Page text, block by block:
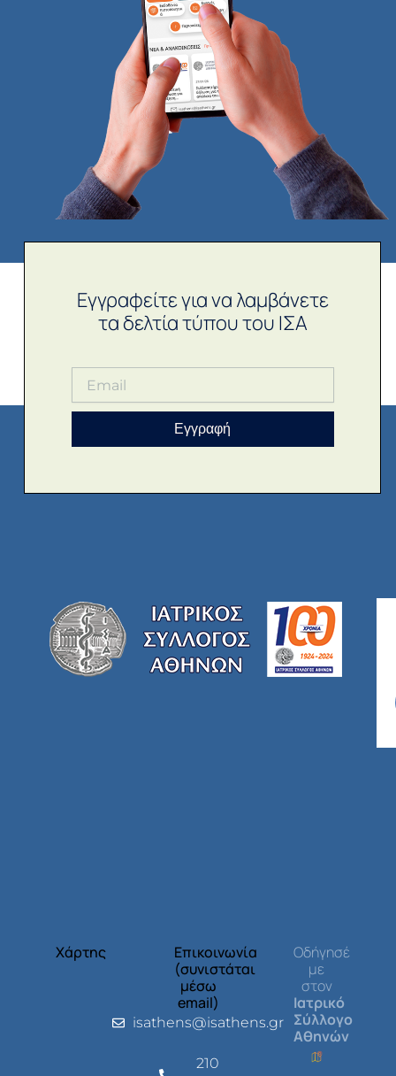
Εγγραφείτε για να λαμβάνετε
τα δελτία τύπου του ΙΣΑ
Εγγραφή
Χάρτης
Επικοινωνία
(συνιστάται
μέσω
email)
isathens@isathens.gr
210
Οδήγησέ
με
στον
Ιατρικό
Σύλλογο
Αθηνών